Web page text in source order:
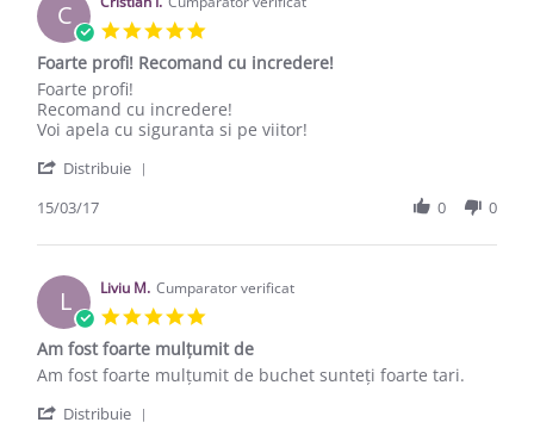
C
Foarte profi! Recomand cu incredere!
Review by Cristian I. on 15 Mar 2017
review stating Foarte profi! Recomand cu incredere!
Foarte profi!
Recomand cu incredere!
Voi apela cu siguranta si pe viitor!
Distribuie
15/03/17 0 0
L Liviu M. Cumparator verificat
Am fost foarte mulțumit de
Review by Liviu M. on 15 Feb 2017
review stating Am fost foarte mulțumit de
Am fost foarte mulțumit de buchet sunteți foarte tari.
Distribuie